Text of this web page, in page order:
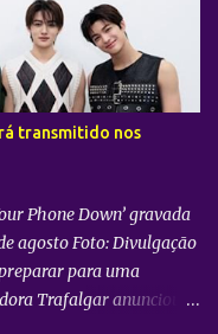
transmitido nos
Phone Down’ gravada
agosto Foto: Divulgação
para uma
Trafalgar anunciou o